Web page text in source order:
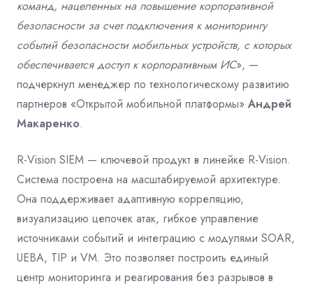
команд, нацеленных на повышение корпоративной
безопасности за счет подключения к мониторингу
событий безопасности мобильных устройств, с которых
обеспечивается доступ к корпоративным ИС», —
подчеркнул менеджер по технологическому развитию
партнеров «Открытой мобильной платформы» Андрей
Макаренко.
R-Vision SIEM — ключевой продукт в линейке R-Vision.
Система построена на масштабируемой архитектуре.
Она поддерживает адаптивную корреляцию,
визуализацию цепочек атак, гибкое управление
источниками событий и интеграцию с модулями SOAR,
UEBA, TIP и VM. Это позволяет построить единый
центр мониторинга и реагирования без разрывов в